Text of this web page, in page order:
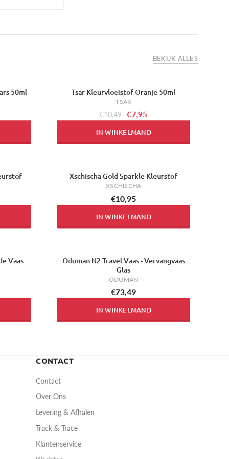
BEKIJK ALLES
50ml -24%Tsar Kleurvloeistof Oranje 50ml
TSAR
€10,49 €7,95
IN WINKELMAND
Xschischa Gold Sparkle Kleurstof
XSCHISCHA
€10,95
IN WINKELMAND
Vaas
Oduman N2 Travel Vaas - Vervangvaas
Glas
ODUMAN
€73,49
IN WINKELMAND
CONTACT
Contact
Over Ons
Levering & Afhalen
Track & Trace
Klantenservice